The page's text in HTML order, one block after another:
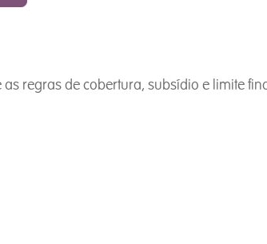
regras de cobertura, subsídio e limite